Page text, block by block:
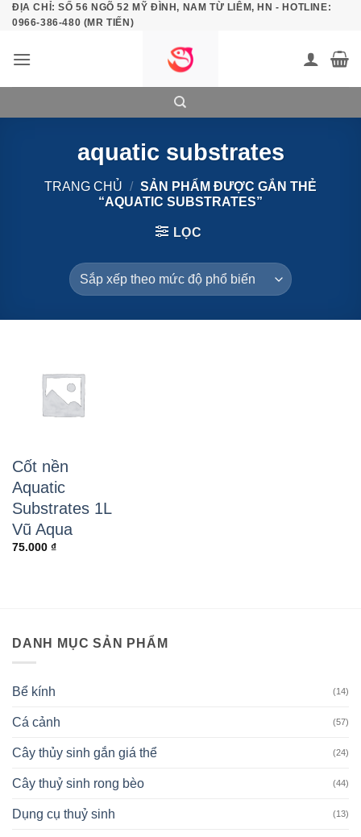
Bỏ
qua
dung
ĐỊA CHỈ: SỐ 56 NGÕ 52 MỸ ĐÌNH, NAM TỪ LIÊM, HN - HOTLINE:
0966-386-480 (MR TIẾN)
aquatic substrates
TRANG CHỦ / SẢN PHẨM ĐƯỢC GẮN THẺ
“AQUATIC SUBSTRATES”
LỌC
Cốt nền
Aquatic
Substrates 1L
Vũ Aqua
75.000 ₫
DANH MỤC SẢN PHẨM
Bể kính (14)
Cá cảnh (57)
Cây thủy sinh gắn giá thể (24)
Cây thuỷ sinh rong bèo (44)
Dụng cụ thuỷ sinh (13)